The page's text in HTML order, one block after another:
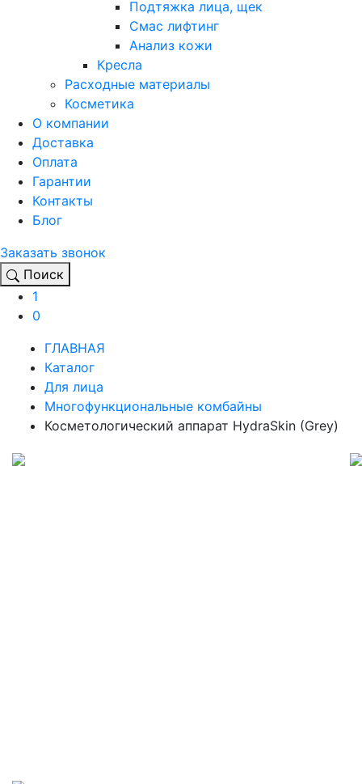
Подтяжка лица, щек
Смас лифтинг
Анализ кожи
Кресла
Расходные материалы
Косметика
О компании
Доставка
Оплата
Гарантии
Контакты
Блог
Заказать звонок
Поиск
1
0
ГЛАВНАЯ
Каталог
Для лица
Многофункциональные комбайны
Косметологический аппарат HydraSkin (Grey)